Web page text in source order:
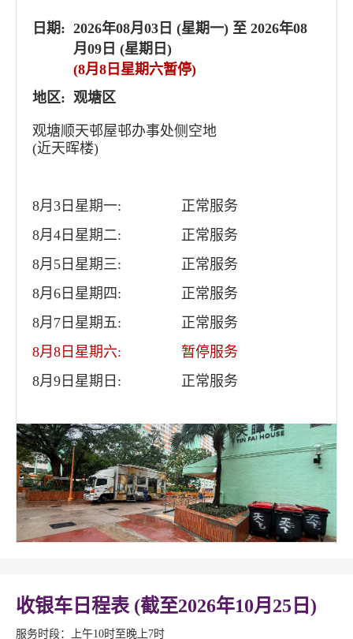
日期: 2026年08月03日 (星期一) 至 2026年08
月09日 (星期日)
(8月8日星期六暂停)
地区: 观塘区
观塘顺天邨屋邨办事处侧空地
(近天晖楼)
8月3日星期一:
正常服务
8月4日星期二:
正常服务
8月5日星期三:
正常服务
8月6日星期四:
正常服务
8月7日星期五:
正常服务
8月8日星期六:
暂停服务
8月9日星期日:
正常服务
收银车日程表 (截至2026年10月25日)
服务时段：上午10时至晚上7时